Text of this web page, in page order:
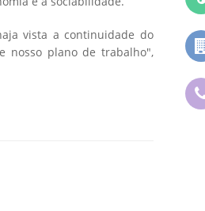
vista a continuidade do
nosso plano de trabalho",